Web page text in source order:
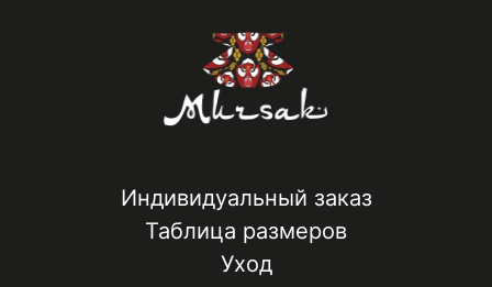
Индивидуальный заказ
Таблица размеров
Уход